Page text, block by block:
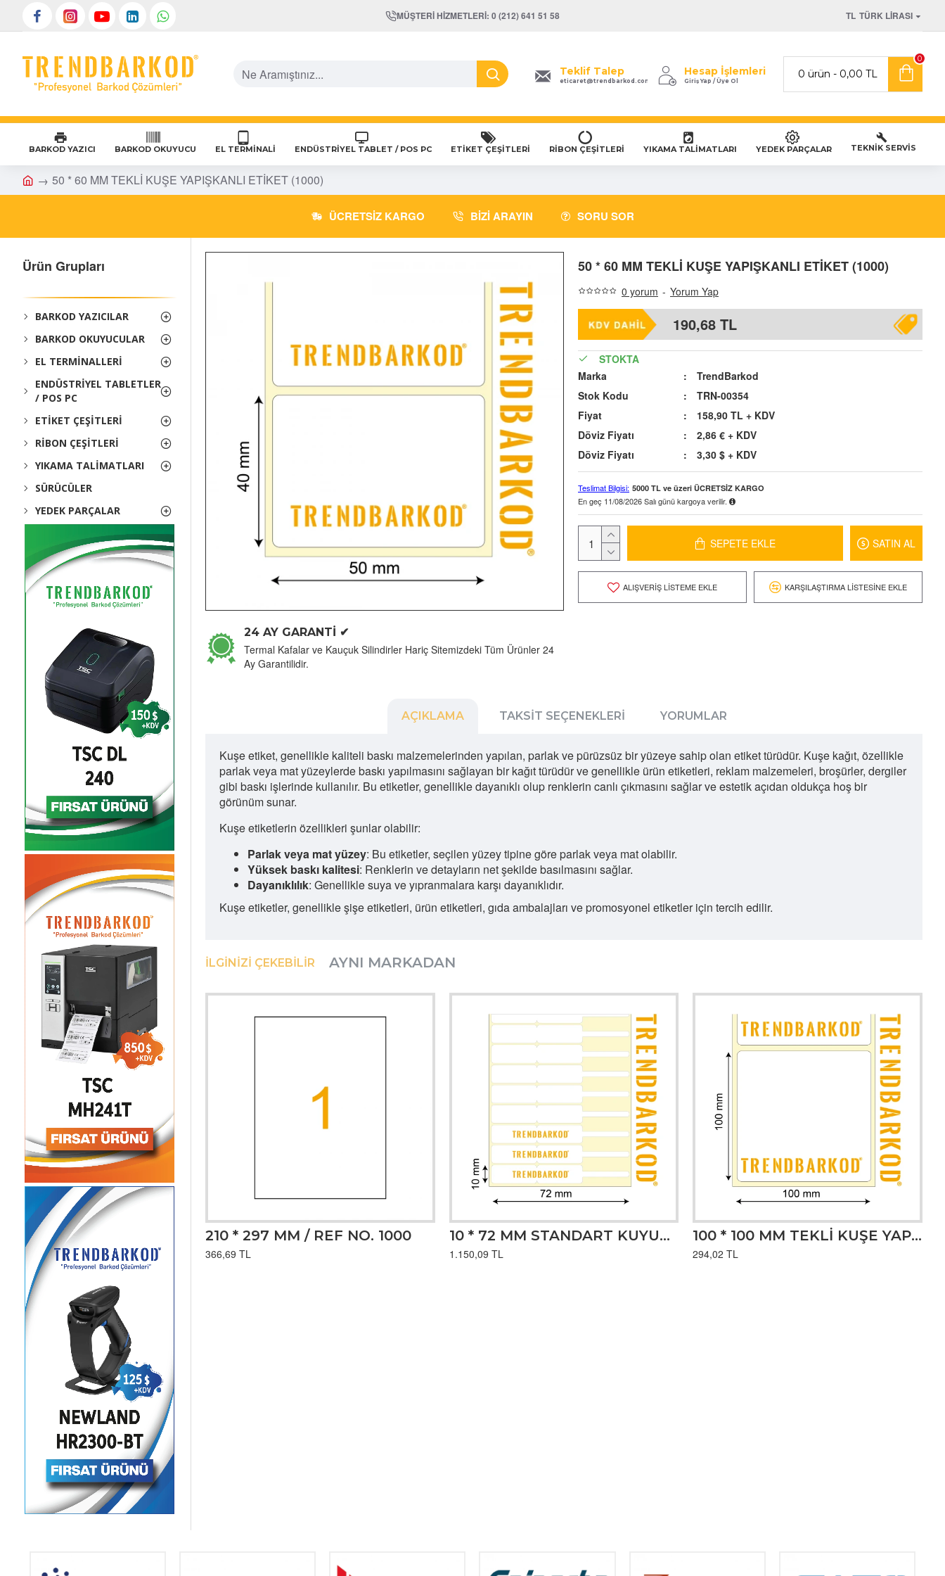
MÜŞTERI HIZMETLERI: 0 (212) 641 51 58 TL TÜRK LIRASI
Teklif Talep
eticaret@trendbarkod.com
Hesap İşlemleri
Giriş Yap / Üye Ol
0 ürün - 0,00 TL
0
BARKOD YAZICI BARKOD OKUYUCU EL TERMİNALI ENDÜSTRİYEL TABLET / POS PC ETİKET ÇEŞİTLERİ RİBON ÇEŞİTLERİ YIKAMA TALİMATLARI YEDEK PARÇALAR TEKNİK SERVİS
50 * 60 MM TEKLİ KUŞE YAPIŞKANLI ETİKET (1000)
ÜCRETSIZ KARGO BIZI ARAYIN SORU SOR
Ürün Grupları
BARKOD YAZICILAR
BARKOD OKUYUCULAR
EL TERMINALLERI
ENDÜSTRIYEL TABLETLER
/ POS PC
ETIKET ÇEŞITLERI
RIBON ÇEŞITLERI
YIKAMA TALIMATLARI
SÜRÜCÜLER
YEDEK PARÇALAR
24 AY GARANTİ ✔
Termal Kafalar ve Kauçuk Silindirler Hariç Sitemizdeki Tüm Ürünler 24
Ay Garantilidir.
50 * 60 MM TEKLİ KUŞE YAPIŞKANLI ETİKET (1000)
STOKTA
Marka
:
TrendBarkod
Stok Kodu
:
TRN-00354
Fiyat
: 158,90 TL + KDV
Döviz Fiyatı
: 2,86 € + KDV
Döviz Fiyatı
: 3,30 $ + KDV
0 yorum - Yorum Yap
190,68 TL
Teslimat Bilgisi: 5000 TL ve üzeri ÜCRETSİZ KARGO
En geç 11/08/2026 Salıgünü kargoya verilir.
SEPETE EKLE SATIN AL
ALIŞVERIŞ LISTEME EKLE KARŞILAŞTIRMA LISTESINE EKLE
AÇIKLAMA TAKSIT SEÇENEKLERI YORUMLAR
Kuşe etiket, genellikle kaliteli baskı malzemelerinden yapılan, parlak ve pürüzsüz bir yüzeye sahip olan etiket türüdür. Kuşe kağıt, özellikle
parlak veya mat yüzeylerde baskı yapılmasını sağlayan bir kağıt türüdür ve genellikle ürün etiketleri, reklam malzemeleri, broşürler, dergiler
gibi baskı işlerinde kullanılır. Bu etiketler, genellikle dayanıklı olup renklerin canlı çıkmasını sağlar ve estetik açıdan oldukça hoş bir
görünüm sunar.
Kuşe etiketlerin özellikleri şunlar olabilir:
Parlak veya mat yüzey: Bu etiketler, seçilen yüzey tipine göre parlak veya mat olabilir.
Yüksek baskı kalitesi: Renklerin ve detayların net şekilde basılmasını sağlar.
Dayanıklılık: Genellikle suya ve yıpranmalara karşı dayanıklıdır.
Kuşe etiketler, genellikle şişe etiketleri, ürün etiketleri, gıda ambalajları ve promosyonel etiketler için tercih edilir.
İLGINIZI ÇEKEBILIR AYNI MARKADAN
210 * 297 MM / REF NO. 1000
366,69 TL
10 * 72 MM STANDART KUYUMCU ETİKETİ (1250)
1.150,09 TL
100 * 100 MM TEKLİ KUŞE YAPIŞKANLI ETİKET (500)
294,02 TL